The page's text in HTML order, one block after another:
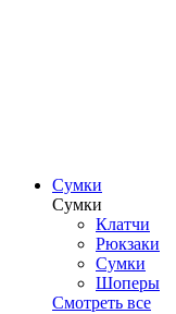
Сумки
Сумки
Клатчи
Рюкзаки
Сумки
Шоперы
Смотреть все